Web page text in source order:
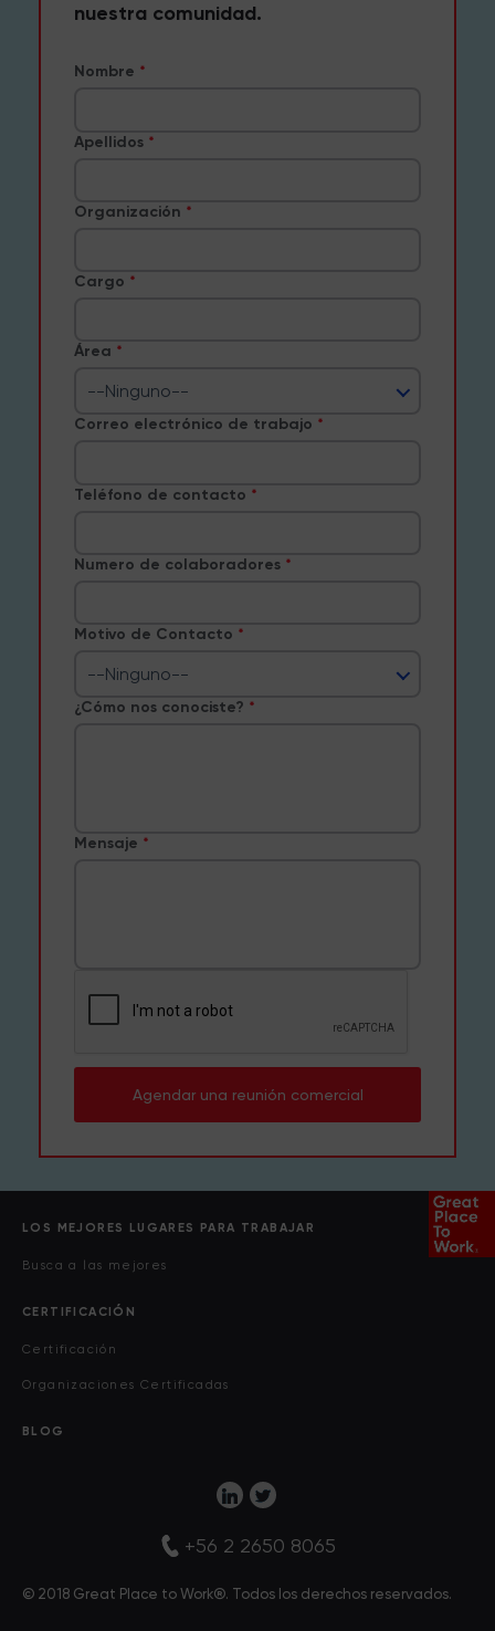
nuestra comunidad.
Nombre
Apellidos
Organización
Cargo
Área
--Ninguno--
Correo electrónico de trabajo
Teléfono de contacto
Numero de colaboradores
Motivo de Contacto
--Ninguno--
¿Cómo nos conociste?
Mensaje
Agendar una reunión comercial
LOS MEJORES LUGARES PARA TRABAJAR
Busca a las mejores
CERTIFICACIÓN
Certificación
Organizaciones Certificadas
BLOG
+56 2 2650 8065
© 2018 Great Place to Work®. Todos los derechos reservados.